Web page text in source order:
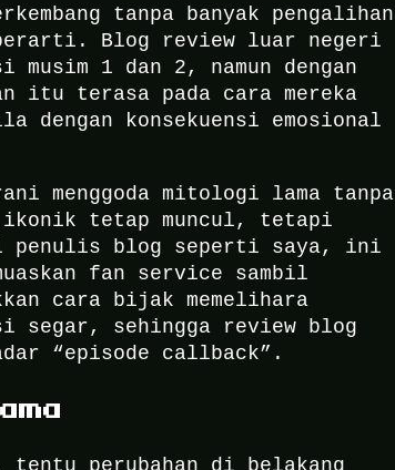
tanpa banyak pengalihan
Blog review luar negeri
musim 1 dan 2, namun dengan
itu terasa pada cara mereka
dengan konsekuensi emosional
menggoda mitologi lama tanpa
ikonik tetap muncul, tetapi
penulis blog seperti saya, ini
fan service sambil
cara bijak memelihara
segar, sehingga review blog
“episode callback”.
tentu perubahan di belakang